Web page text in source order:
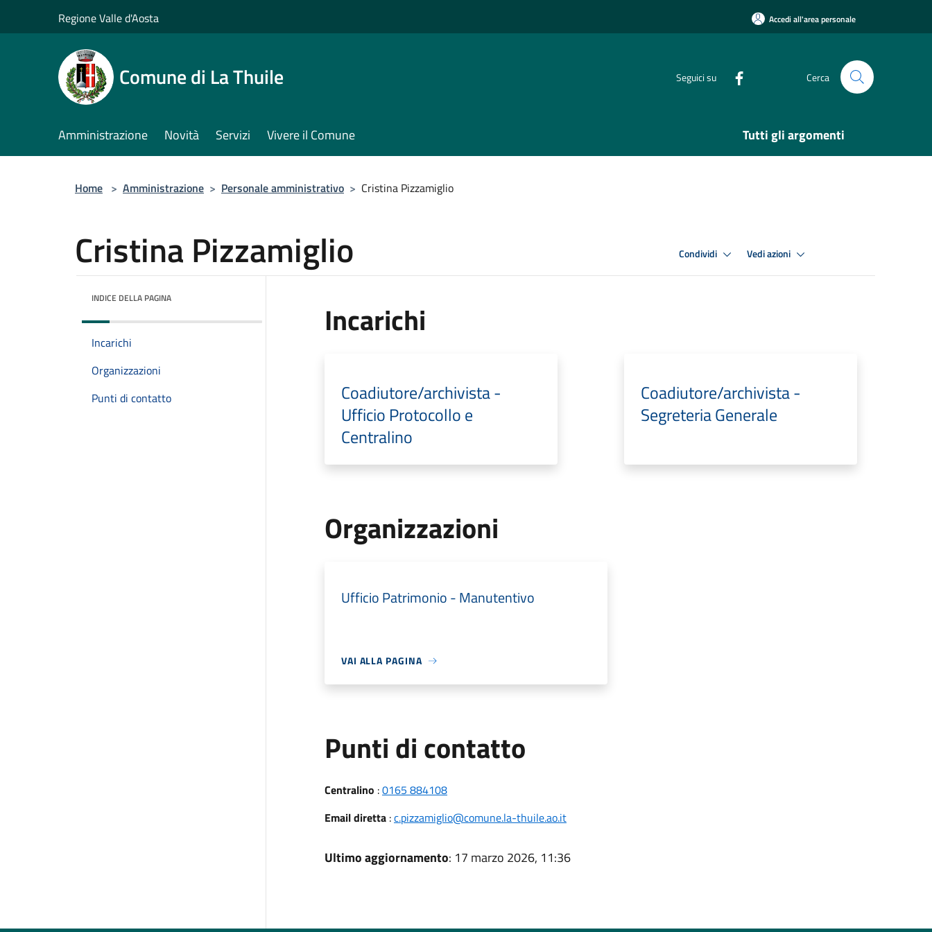
Regione Valle d'Aosta Accedi all'area personale
Comune di La Thuile Seguici su Cerca
Amministrazione Novità Servizi Vivere il Comune Tutti gli argomenti
Home > Amministrazione > Personale amministrativo > Cristina Pizzamiglio
Cristina Pizzamiglio Condividi Vedi azioni
INDICE DELLA PAGINA
Incarichi
Organizzazioni
Punti di contatto
Incarichi
Coadiutore/archivista -
Ufficio Protocollo e
Centralino
Coadiutore/archivista -
Segreteria Generale
Organizzazioni
Ufficio Patrimonio - Manutentivo
VAI ALLA PAGINA
Punti di contatto
Centralino :0165 884108
Email diretta:c.pizzamiglio@comune.la-thuile.ao.it
Ultimo aggiornamento: 17 marzo 2026, 11:36